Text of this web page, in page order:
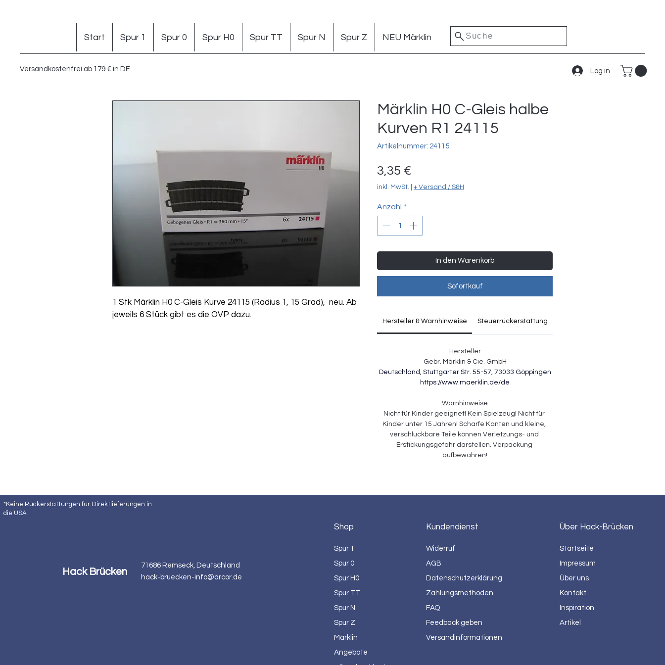
Versandkostenfrei ab 179 € in DE
Start Spur 1 Spur 0 Spur H0 Spur TT Spur N Spur Z NEU Märklin Suche
Log in
1 Stk Märklin H0 C-Gleis Kurve 24115 (Radius 1, 15 Grad),  neu. Ab
jeweils 6 Stück gibt es die OVP dazu.
Märklin H0 C-Gleis halbe
Kurven R1 24115
Artikelnummer: 24115
3,35 €
inkl. MwSt. + Versand / S&H
Anzahl *
In den Warenkorb
Sofortkauf
Hersteller & Warnhinweise Steuerrückerstattung
Hersteller
Gebr. Märklin & Cie. GmbH
Deutschland, Stuttgarter Str. 55-57, 73033 Göppingen
https://www.maerklin.de/de
Warnhinweise
Nicht für Kinder geeignet! Kein Spielzeug! Nicht für
Kinder unter 15 Jahren! Scharfe Kanten und kleine,
verschluckbare Teile können Verletzungs- und
Erstickungsgefahr darstellen. Verpackung
aufbewahren!
*Keine Rückerstattungen für Direktlieferungen in
die USA
Hack Brücken
71686 Remseck, Deutschland
hack-bruecken-info@arcor.de
Shop
Spur 1
Spur 0
Spur H0
Spur TT
Spur N
Spur Z
Märklin
Angebote
Kundendienst
Widerruf
AGB
Datenschutzerklärung
Zahlungsmethoden
FAQ
Feedback geben
Versandinformationen
Über Hack-Brücken
Startseite
Impressum
Über uns
Kontakt
Inspiration
Artikel